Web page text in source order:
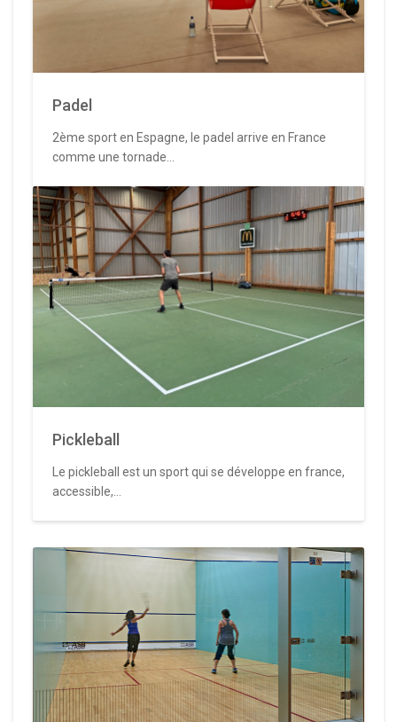
Padel
2ème sport en Espagne, le padel arrive en France
comme une tornade...
Pickleball
Le pickleball est un sport qui se développe en france,
accessible,...